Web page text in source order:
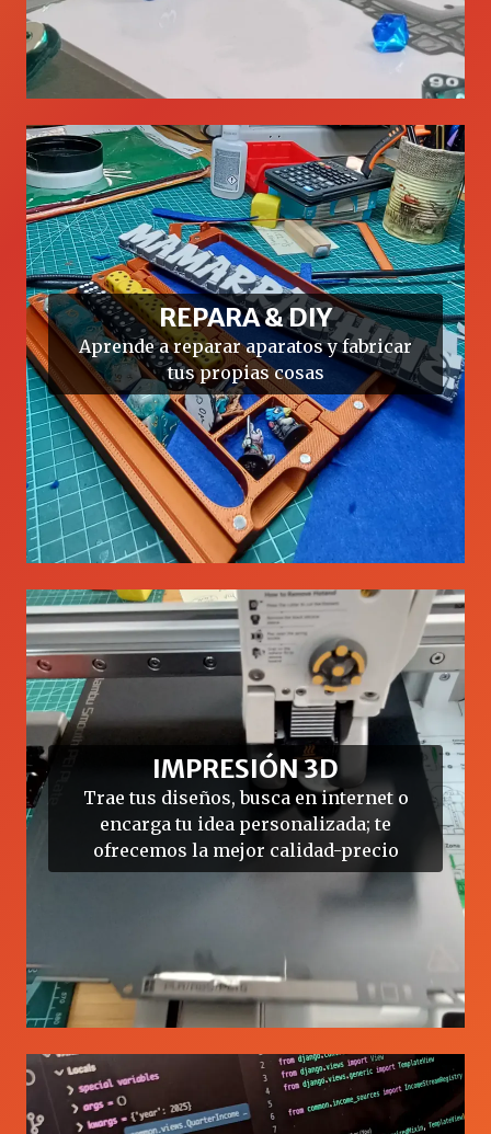
REPARA & DIY
Aprende a reparar aparatos y fabricar
tus propias cosas
IMPRESIÓN 3D
Trae tus diseños, busca en internet o
encarga tu idea personalizada; te
ofrecemos la mejor calidad-precio